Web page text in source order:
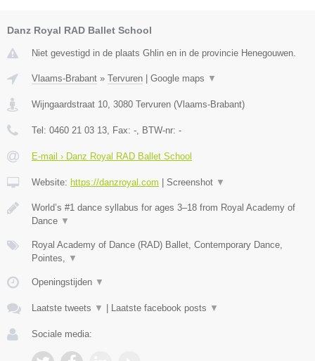
Danz Royal RAD Ballet School
Niet gevestigd in de plaats Ghlin en in de provincie Henegouwen.
Vlaams-Brabant » Tervuren | Google maps ▼
Wijngaardstraat 10 3080 Tervuren (Vlaams-Brabant)
Tel: 0460 21 03 13 , Fax: - , BTW-nr: -
E-mail › Danz Royal RAD Ballet School
Website: https://danzroyal.com | Screenshot ▼
World’s #1 dance syllabus for ages 3–18 from Royal Academy of
Dance ▼
Royal Academy of Dance (RAD) Ballet, Contemporary Dance,
Pointes,
▼
Openingstijden ▼
Laatste tweets ▼ | Laatste facebook posts ▼
Sociale media: